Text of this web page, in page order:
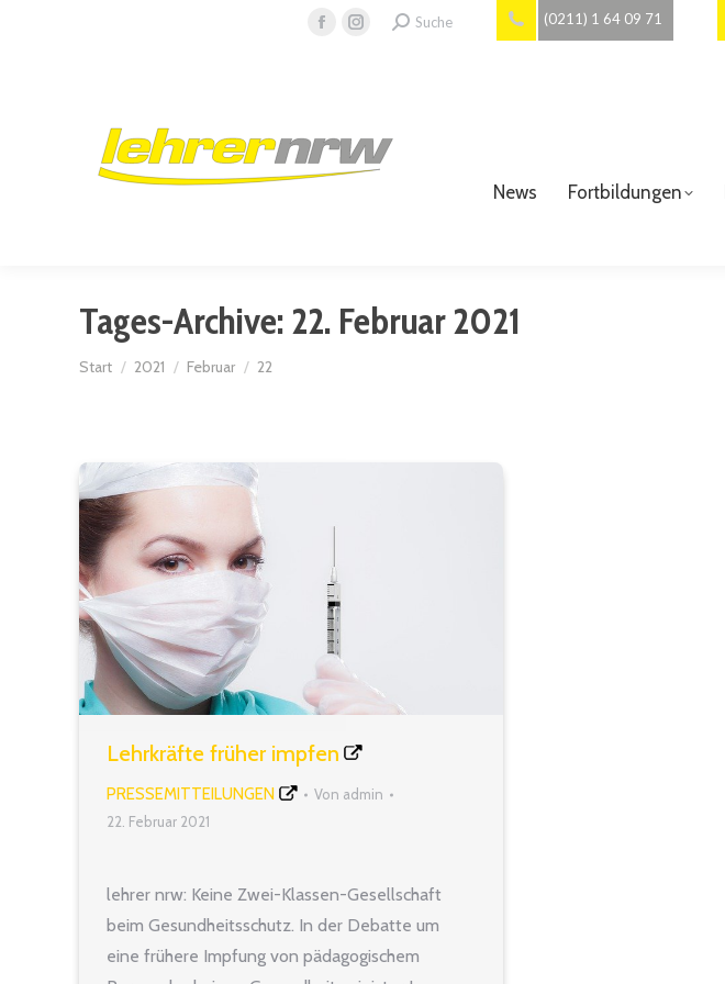
Facebook
new
window
Instagram
new
window
Search:
Suche (0211) 1 64 09 71
News Fortbildungen
Tages-Archive:22. Februar 2021
Sie befinden sich hier:
Start 2021 Februar 22
Lehrkräfte früher impfen
PRESSEMITTEILUNGEN Von admin
22. Februar 2021
lehrer nrw: Keine Zwei-Klassen-Gesellschaft
beim Gesundheitsschutz. In der Debatte um
eine frühere Impfung von pädagogischem